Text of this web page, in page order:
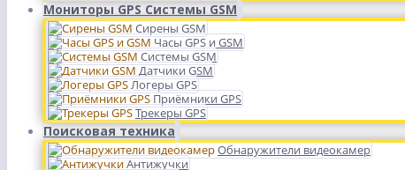
Мониторы GPS Системы GSM
Сирены GSM
Часы GPS и GSM
Системы GSM
Датчики GSM
Логеры GPS
Приёмники GPS
Трекеры GPS
Поисковая техника
Обнаружители видеокамер
Антижучки